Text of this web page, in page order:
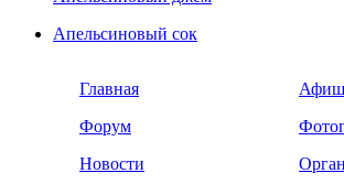
Апельсиновый сок
Главная
Форум
Новости